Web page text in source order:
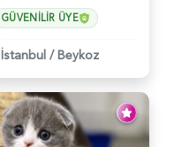
GÜVENILIR ÜYE
İstanbul / Beykoz